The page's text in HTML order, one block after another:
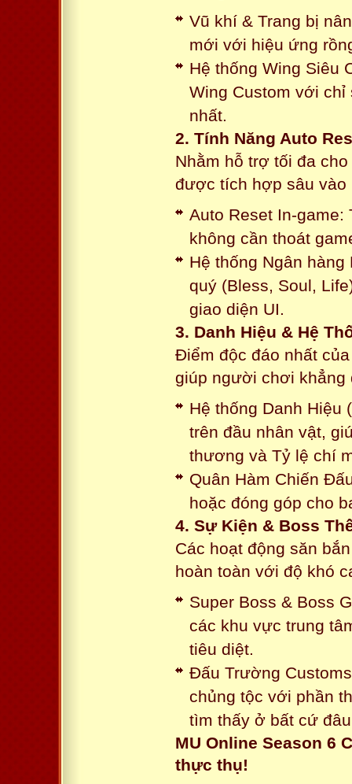
Vũ khí & Trang bị
mới với hiệu ứng
Hệ thống Wing Siêu
Wing Custom với
nhất.
2. Tính Năng Auto
Nhằm hỗ trợ tối đa
được tích hợp sâu vào
Auto Reset In-game:
không cần thoát
Hệ thống Ngân
quý (Bless, Soul,
giao diện UI.
3. Danh Hiệu & Hệ
Điểm độc đáo nhất
giúp người chơi khẳng
Hệ thống Danh Hiệu
trên đầu nhân vật,
thương và Tỷ lệ chí
Quân Hàm Chiến
hoặc đóng góp cho
4. Sự Kiện & Boss
Các hoạt động săn
hoàn toàn với độ khó
Super Boss & Boss
các khu vực trung
tiêu diệt.
Đấu Trường
chủng tộc với phần
tìm thấy ở bất cứ
MU Online Season 6
thực thụ!